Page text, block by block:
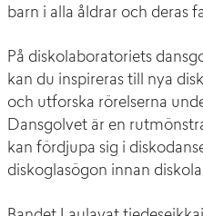
barn i alla åldrar och deras
På diskolaboratoriets
kan du inspireras till nya
och utforska rörelserna
Dansgolvet är en
kan fördjupa sig i
diskoglasögon innan